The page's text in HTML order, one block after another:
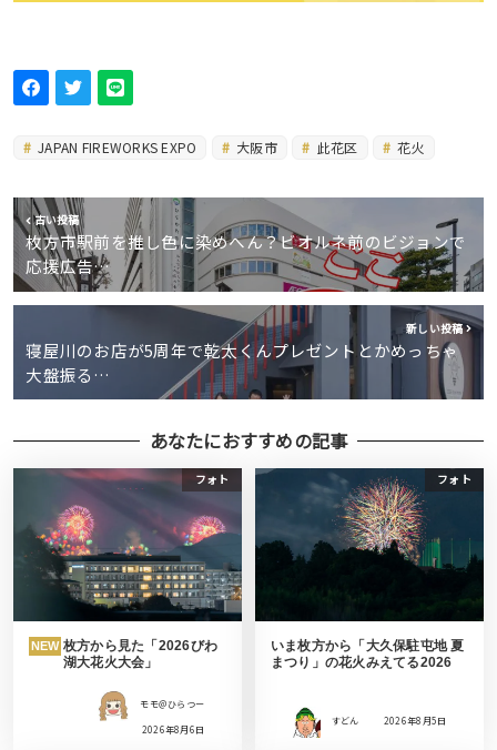
JAPAN FIREWORKS EXPO 大阪市 此花区 花火
古い投稿
枚方市駅前を推し色に染めへん？ビオルネ前のビジョンで
応援広告…
新しい投稿
寝屋川のお店が5周年で乾太くんプレゼントとかめっちゃ
大盤振る…
あなたにおすすめの記事
フォト
NEW 枚方から見た「2026びわ
湖大花火大会」
モモ＠ひらつー
2026年8月6日
フォト
いま枚方から「大久保駐屯地 夏
まつり」の花火みえてる2026
すどん 2026年8月5日